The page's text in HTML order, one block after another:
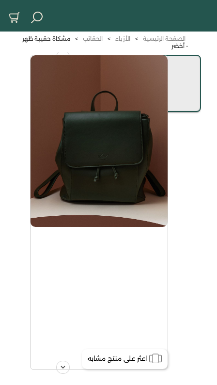
الصفحة الرئيسية > الأزياء > الحقائب >
مشكاة حقيبة ظهر
- أخضر
اعثر على منتج مشابه